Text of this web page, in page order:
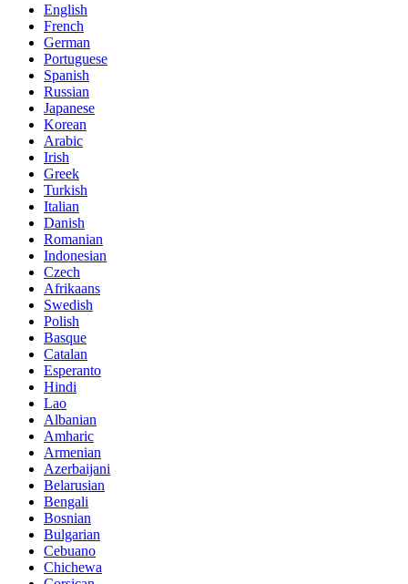
English
French
German
Portuguese
Spanish
Russian
Japanese
Korean
Arabic
Irish
Greek
Turkish
Italian
Danish
Romanian
Indonesian
Czech
Afrikaans
Swedish
Polish
Basque
Catalan
Esperanto
Hindi
Lao
Albanian
Amharic
Armenian
Azerbaijani
Belarusian
Bengali
Bosnian
Bulgarian
Cebuano
Chichewa